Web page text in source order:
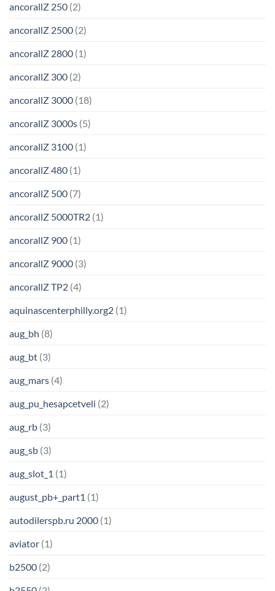
ancorallZ 250 (2)
ancorallZ 2500 (2)
ancorallZ 2800 (1)
ancorallZ 300 (2)
ancorallZ 3000 (18)
ancorallZ 3000s (5)
ancorallZ 3100 (1)
ancorallZ 480 (1)
ancorallZ 500 (7)
ancorallZ 5000TR2 (1)
ancorallZ 900 (1)
ancorallZ 9000 (3)
ancorallZ TP2 (4)
aquinascenterphilly.org2 (1)
aug_bh (8)
aug_bt (3)
aug_mars (4)
aug_pu_hesapcetveli (2)
aug_rb (3)
aug_sb (3)
aug_slot_1 (1)
august_pb+_part1 (1)
autodilerspb.ru 2000 (1)
aviator (1)
b2500 (2)